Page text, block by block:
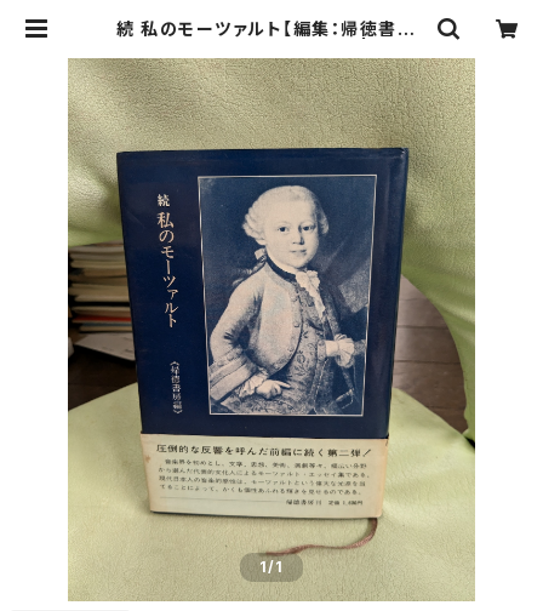
続 私のモーツァルト【編集：帰徳書房】
s' Tale Collective
1/1